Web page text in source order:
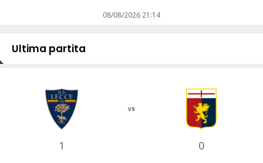
08/08/2026 21:14
Ultima partita
1
vs
0